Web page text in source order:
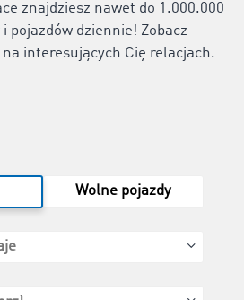
znajdziesz nawet do 1.000.000
pojazdów dziennie! Zobacz
na interesujących Cię relacjach.
Wolne pojazdy